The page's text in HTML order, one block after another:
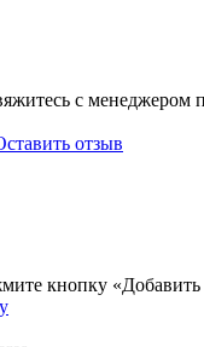
с менеджером
отзыв
кнопку «Добавить